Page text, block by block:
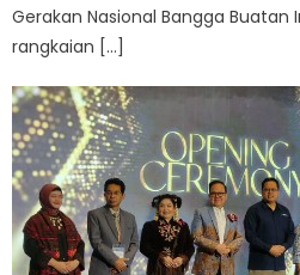
Gerakan Nasional Bangga Buatan
rangkaian […]